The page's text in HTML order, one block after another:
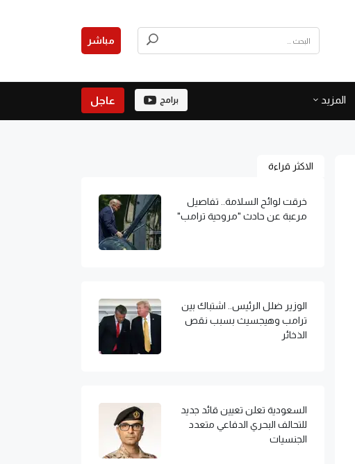
مباشر
المزيد برامج عاجل
الاكثر قراءة
خرقت لوائح السلامة.. تفاصيل
مرعبة عن حادث "مروحية ترامب"
الوزير ضلل الرئيس.. اشتباك بين
ترامب وهيجسيث بسبب نقص
الذخائر
السعودية تعلن تعيين قائد جديد
للتحالف البحري الدفاعي متعدد
الجنسيات